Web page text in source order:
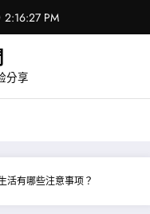
2:16:28 PM
分享
活有哪些注意事项？